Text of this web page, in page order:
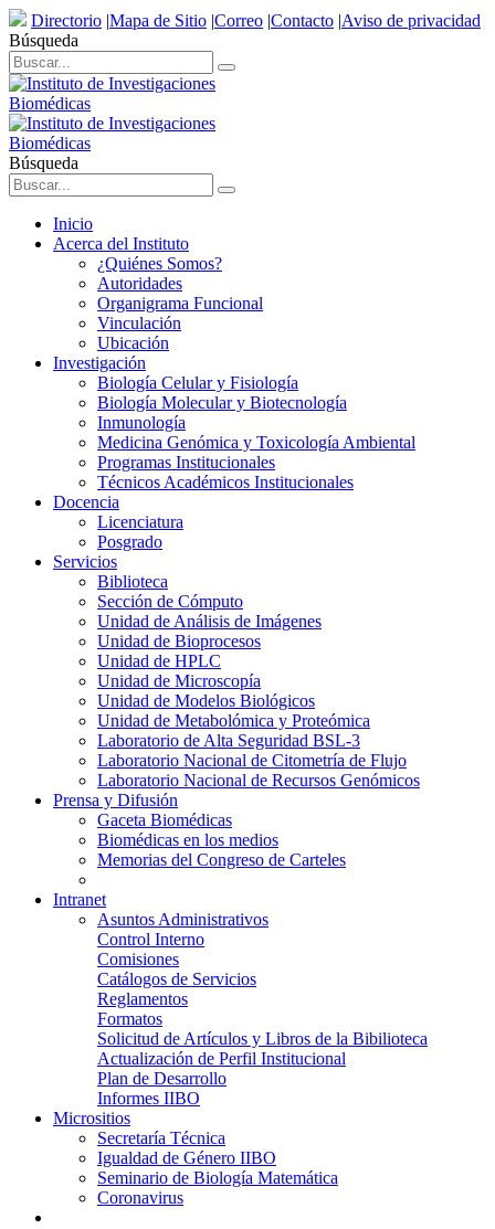
Directorio |Mapa de Sitio |Correo |Contacto |Aviso de privacidad
Búsqueda
Búsqueda
Inicio
Acerca del Instituto
¿Quiénes Somos?
Autoridades
Organigrama Funcional
Vinculación
Ubicación
Investigación
Biología Celular y Fisiología
Biología Molecular y Biotecnología
Inmunología
Medicina Genómica y Toxicología Ambiental
Programas Institucionales
Técnicos Académicos Institucionales
Docencia
Licenciatura
Posgrado
Servicios
Biblioteca
Sección de Cómputo
Unidad de Análisis de Imágenes
Unidad de Bioprocesos
Unidad de HPLC
Unidad de Microscopía
Unidad de Modelos Biológicos
Unidad de Metabolómica y Proteómica
Laboratorio de Alta Seguridad BSL-3
Laboratorio Nacional de Citometría de Flujo
Laboratorio Nacional de Recursos Genómicos
Prensa y Difusión
Gaceta Biomédicas
Biomédicas en los medios
Memorias del Congreso de Carteles
Intranet
Asuntos Administrativos
Control Interno
Comisiones
Catálogos de Servicios
Reglamentos
Formatos
Solicitud de Artículos y Libros de la Bibilioteca
Actualización de Perfil Institucional
Plan de Desarrollo
Informes IIBO
Micrositios
Secretaría Técnica
Igualdad de Género IIBO
Seminario de Biología Matemática
Coronavirus